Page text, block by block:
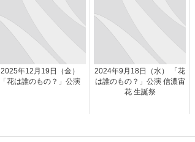
2025年12月19日（金）
「花は誰のもの？」公演
2024年9月18日（水） 「花
は誰のもの？」公演 信濃宙
花 生誕祭